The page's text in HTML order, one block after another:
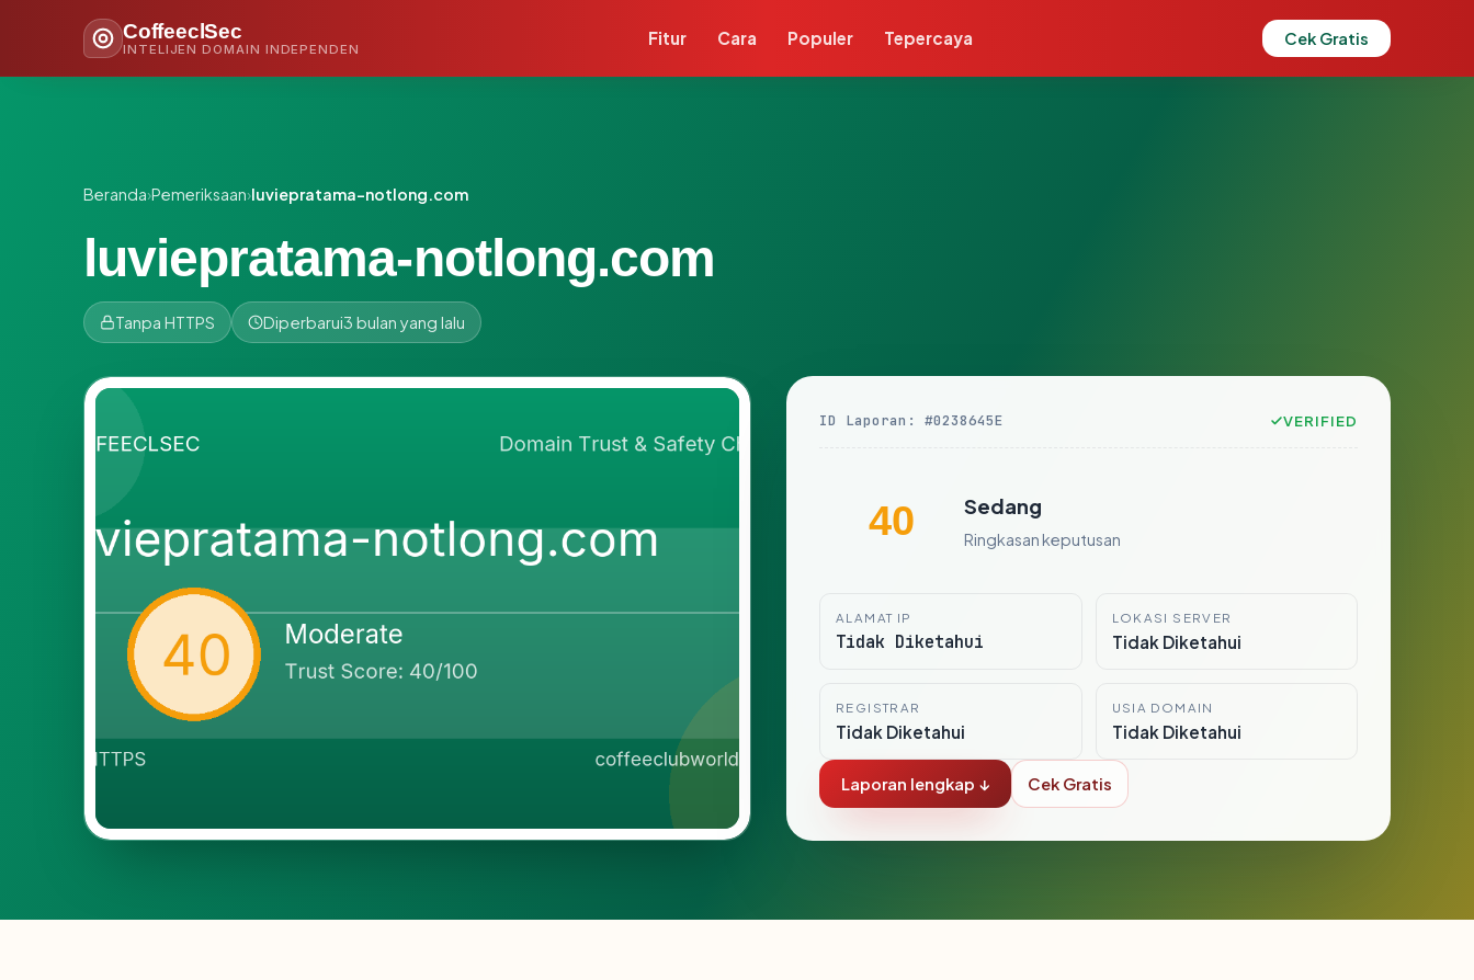
CoffeeclSec
INTELIJEN DOMAIN INDEPENDEN
Fitur Cara Populer Tepercaya Cek Gratis
Beranda›Pemeriksaan›luviepratama-notlong.com
luviepratama-notlong.com
Tanpa HTTPS Diperbarui3 bulan yang lalu
ID Laporan: #0238645E VERIFIED
40 Sedang
Ringkasan keputusan
ALAMAT IP
Tidak Diketahui
LOKASI SERVER
Tidak Diketahui
REGISTRAR
Tidak Diketahui
USIA DOMAIN
Tidak Diketahui
Laporan lengkap ↓ Cek Gratis